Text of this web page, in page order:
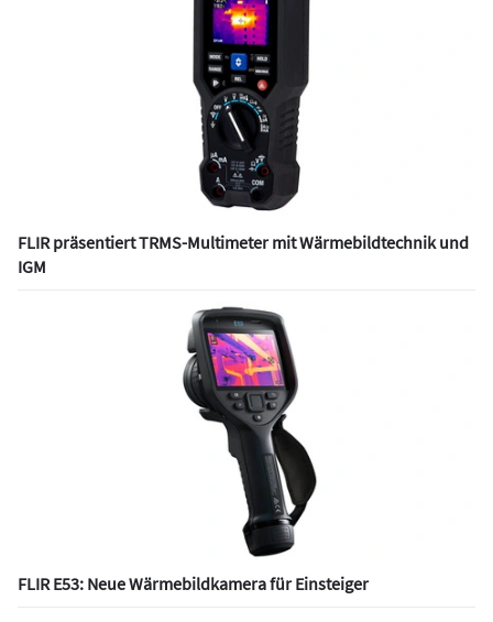
FLIR präsentiert TRMS-Multimeter mit Wärmebildtechnik und
IGM
FLIR E53: Neue Wärmebildkamera für Einsteiger